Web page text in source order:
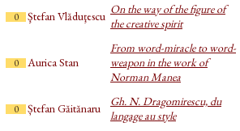
0 Ştefan Vlăduţescu On the way of the figure of
the creative spirit
0 Aurica Stan
From word-miracle to word-
weapon in the work of
Norman Manea
0 Ștefan Găitănaru
Gh. N. Dragomirescu, du
langage au style